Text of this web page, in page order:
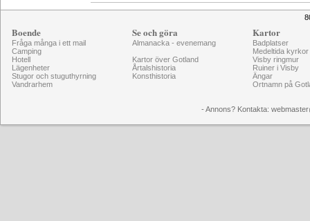
Boende
Fråga många i ett mail
Camping
Hotell
Lägenheter
Stugor och stuguthyrning
Vandrarhem
Se och göra
Almanacka - evenemang
Kartor över Gotland
Årtalshistoria
Konsthistoria
Kartor
Badplatser
Medeltida kyrkor
Visby ringmur
Ruiner i Visby
Ängar
Ortnamn på
- Annons? Kontakta: